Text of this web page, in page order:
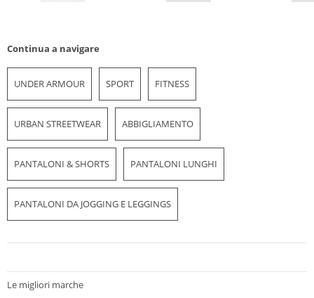
Continua a navigare
UNDER ARMOUR SPORT FITNESS
URBAN STREETWEAR ABBIGLIAMENTO
PANTALONI & SHORTS PANTALONI LUNGHI
PANTALONI DA JOGGING E LEGGINGS
Le migliori marche